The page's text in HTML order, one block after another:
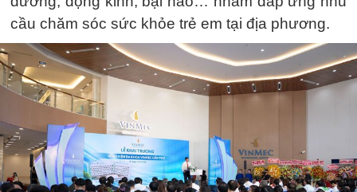
cầu chăm sóc sức khỏe trẻ em tại địa phương.